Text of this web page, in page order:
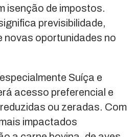
isenção de impostos.
previsibilidade,
novas oportunidades no
Suíça e
acesso preferencial e
ou zeradas. Com
impactados